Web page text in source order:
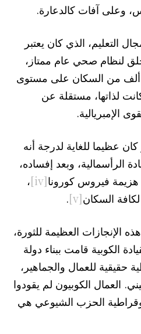
وعلى آفات كالدعارة.
التعليم، الذي كان يعتبر
لنظام صحي عام ممتاز،
ألف من السكان على مستوى
كانت لذاتها، مستقلة عن
الإمبريالية.
عظيما للغاية لدرجة أنه
الرأسمالية، وبعد إفساده،
هزيمة فيروس كورونا[iv]
،
السكان[v]
.
الإنجازات العظيمة للثورة،
الكوبية قامت ببناء دولة
حقيقية للعمال والجماهير،
العمال الكوبيون لم يقودوا
الحزب الشيوعي هي